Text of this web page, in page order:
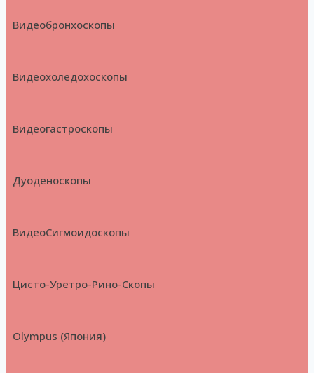
Видеобронхоскопы
Видеохоледохоскопы
Видеогастроскопы
Дуоденоскопы
ВидеоСигмоидоскопы
Цисто-Уретро-Рино-Скопы
Olympus (Япония)